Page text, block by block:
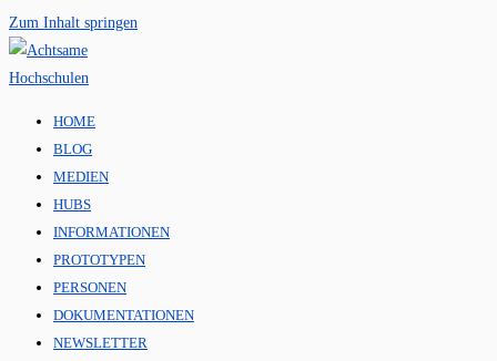
Zum Inhalt springen
HOME
BLOG
MEDIEN
HUBS
INFORMATIONEN
PROTOTYPEN
PERSONEN
DOKUMENTATIONEN
NEWSLETTER